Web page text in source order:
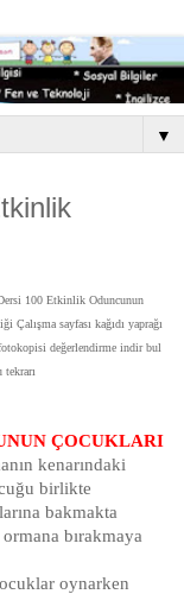
▼
100 Etkinlik Oduncunun
Çalışma sayfası kağıdı yaprağı
değerlendirme indir bul
tekrarı
ÇOCUKLARI
kenarındaki
birlikte
bakmakta
bırakmaya
oynarken